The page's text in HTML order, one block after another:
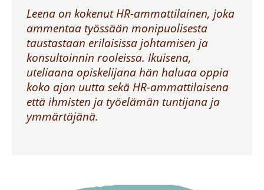
Leena on kokenut HR-ammattilainen, joka
ammentaa työssään monipuolisesta
taustastaan erilaisissa johtamisen ja
konsultoinnin rooleissa. Ikuisena,
uteliaana opiskelijana hän haluaa oppia
koko ajan uutta sekä HR-ammattilaisena
että ihmisten ja työelämän tuntijana ja
ymmärtäjänä.